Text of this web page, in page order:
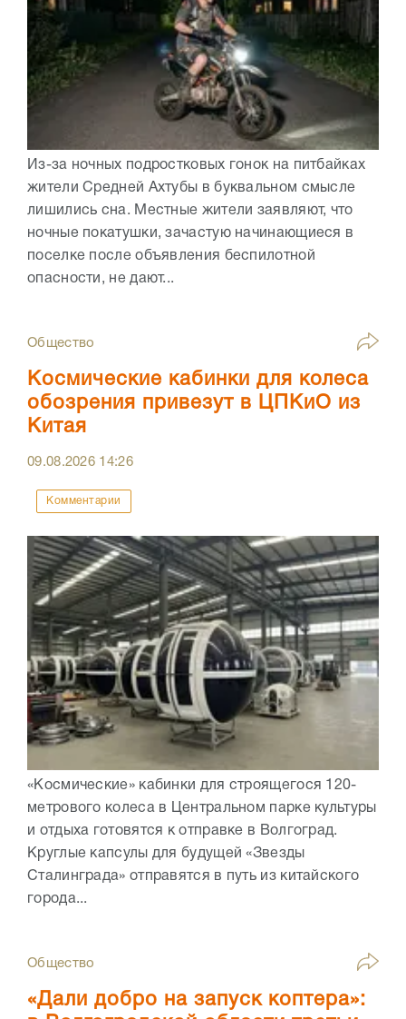
Из-за ночных подростковых гонок на питбайках
жители Средней Ахтубы в буквальном смысле
лишились сна. Местные жители заявляют, что
ночные покатушки, зачастую начинающиеся в
поселке после объявления беспилотной
опасности, не дают...
Общество
Космические кабинки для колеса
обозрения привезут в ЦПКиО из
Китая
09.08.2026 14:26
Комментарии
«Космические» кабинки для строящегося 120-
метрового колеса в Центральном парке культуры
и отдыха готовятся к отправке в Волгоград.
Круглые капсулы для будущей «Звезды
Сталинграда» отправятся в путь из китайского
города...
Общество
«Дали добро на запуск коптера»: